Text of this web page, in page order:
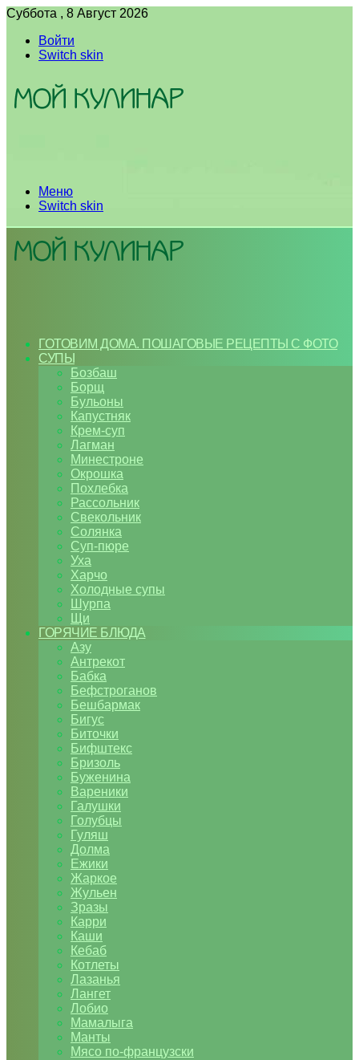
Суббота , 8 Август 2026
Войти
Switch skin
Меню
Switch skin
ГОТОВИМ ДОМА. ПОШАГОВЫЕ РЕЦЕПТЫ С ФОТО
СУПЫ
Бозбаш
Борщ
Бульоны
Капустняк
Крем-суп
Лагман
Минестроне
Окрошка
Похлебка
Рассольник
Свекольник
Солянка
Суп-пюре
Уха
Харчо
Холодные супы
Шурпа
Щи
ГОРЯЧИЕ БЛЮДА
Азу
Антрекот
Бабка
Бефстроганов
Бешбармак
Бигус
Биточки
Бифштекс
Бризоль
Буженина
Вареники
Галушки
Голубцы
Гуляш
Долма
Ежики
Жаркое
Жульен
Зразы
Карри
Каши
Кебаб
Котлеты
Лазанья
Лангет
Лобио
Мамалыга
Манты
Мясо по-французски